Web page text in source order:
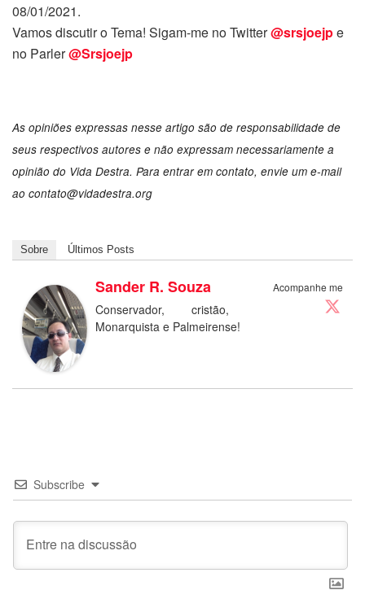
08/01/2021.
Vamos discutir o Tema! Sigam-me no Twitter@srsjoejpe
no Parler@Srsjoejp
As opiniões expressas nesse artigo são de responsabilidade de
seus respectivos autores e não expressam necessariamente a
opinião do Vida Destra. Para entrar em contato, envie um e-mail
ao contato@vidadestra.org
Sobre Últimos Posts
Acompanhe me
Sander R. Souza
Conservador, cristão,
Monarquista e Palmeirense!
Subscribe